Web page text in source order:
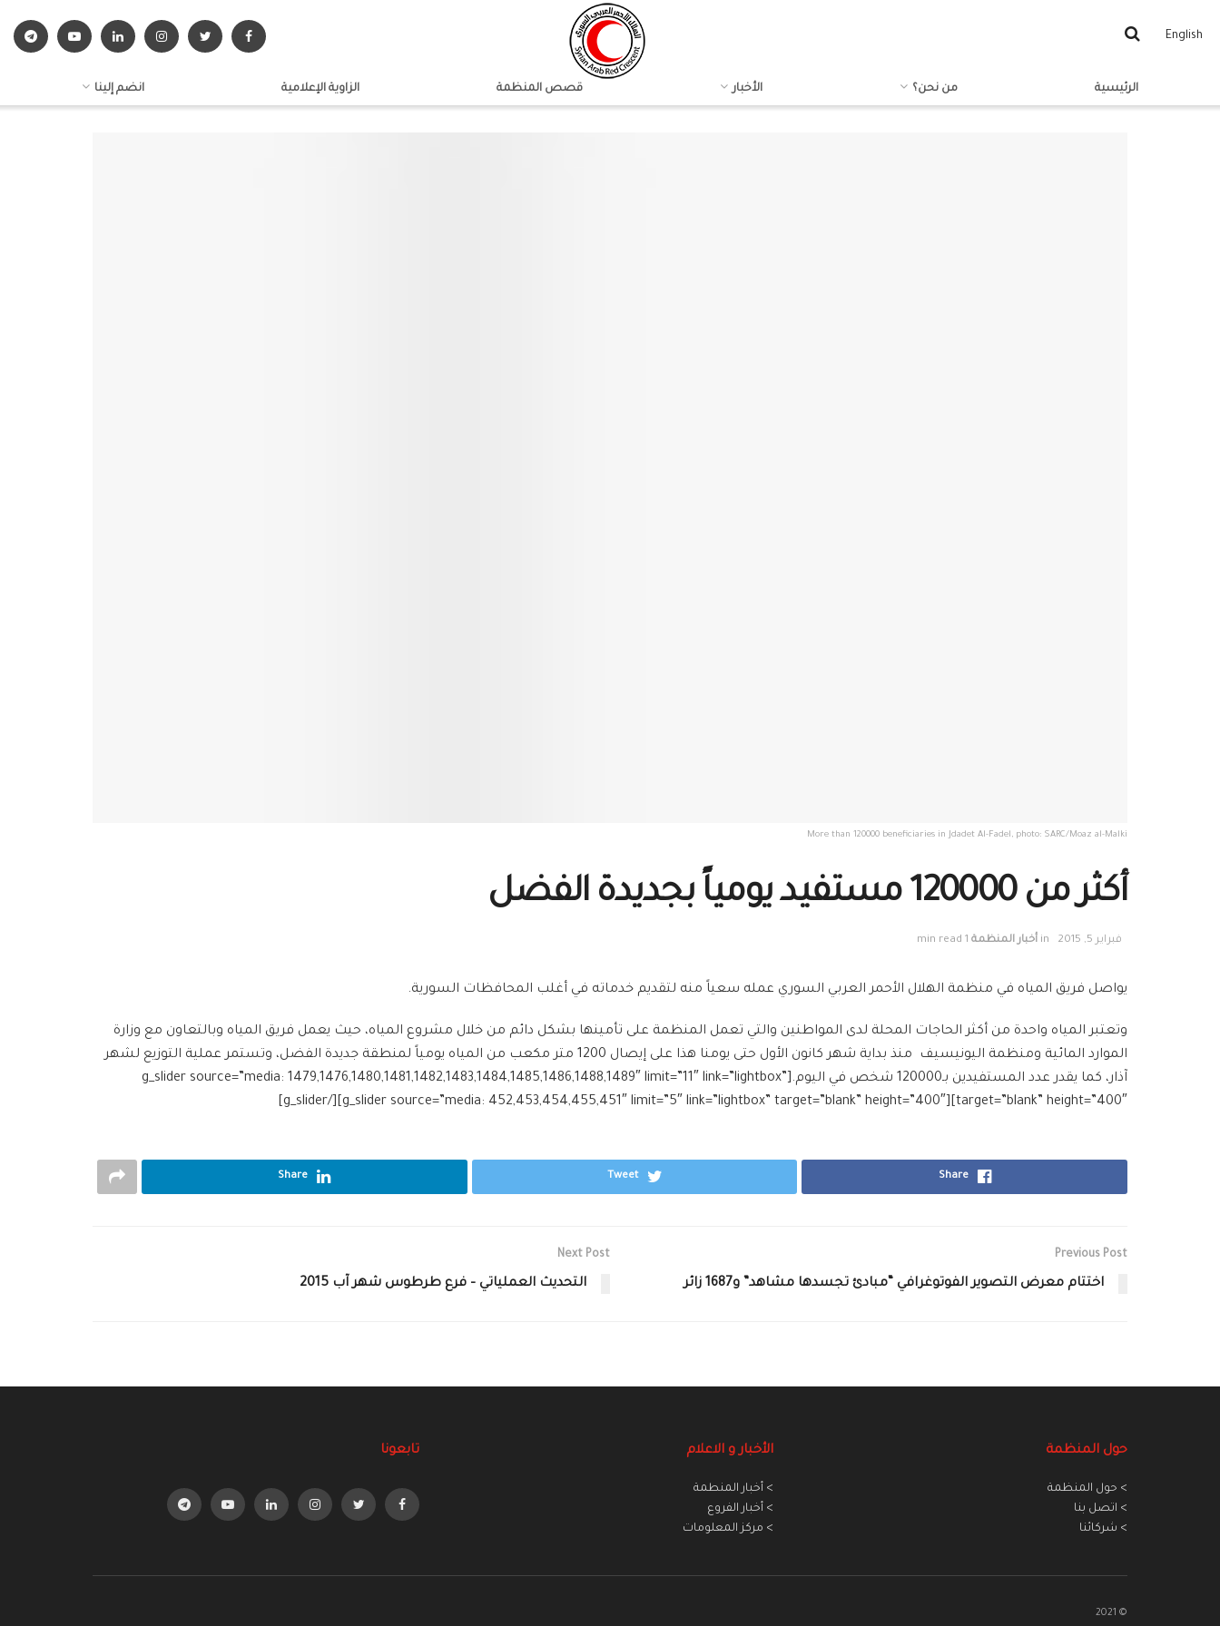
English
الرئيسية من نحن؟ الأخبار قصص المنظمة الزاوية الإعلامية انضم إلينا
More than 120000 beneficiaries in Jdadet Al-Fadel, photo: SARC/Moaz al-Malki
أكثر من 120000 مستفيد يومياً بجديدة الفضل
فبراير 5, 2015 in أخبار المنظمة 1 min read
يواصل فريق المياه في منظمة الهلال الأحمر العربي السوري عمله سعياً منه لتقديم خدماته في أغلب المحافظات السورية.
وتعتبر المياه واحدة من أكثر الحاجات المحلة لدى المواطنين والتي تعمل المنظمة على تأمينها بشكل دائم من خلال مشروع المياه، حيث يعمل فريق المياه وبالتعاون مع وزارة
الموارد المائية ومنظمة اليونيسيف منذ بداية شهر كانون الأول حتى يومنا هذا على إيصال 1200 متر مكعب من المياه يومياً لمنطقة جديدة الفضل، وتستمر عملية التوزيع لشهر
آذار، كما يقدر عدد المستفيدين بـ120000 شخص في اليوم.[g_slider source=”media: 1479,1476,1480,1481,1482,1483,1484,1485,1486,1488,1489″ limit=”11″ link=”lightbox”
target=”blank” height=”400″][g_slider source=”media: 452,453,454,455,451″ limit=”5″ link=”lightbox” target=”blank” height=”400″][/g_slider]
Share
Tweet
Share
Previous Post
اختتام معرض التصوير الفوتوغرافي “مبادئ تجسدها مشاهد” و1687 زائر
Next Post
التحديث العملياتي – فرع طرطوس شهر آب 2015
حول المنظمة
> حول المنظمة
> اتصل بنا
> شركائنا
الأخبار و الاعلام
> أخبار المنطمة
> أخبار الفروع
> مركز المعلومات
تابعونا
© 2021